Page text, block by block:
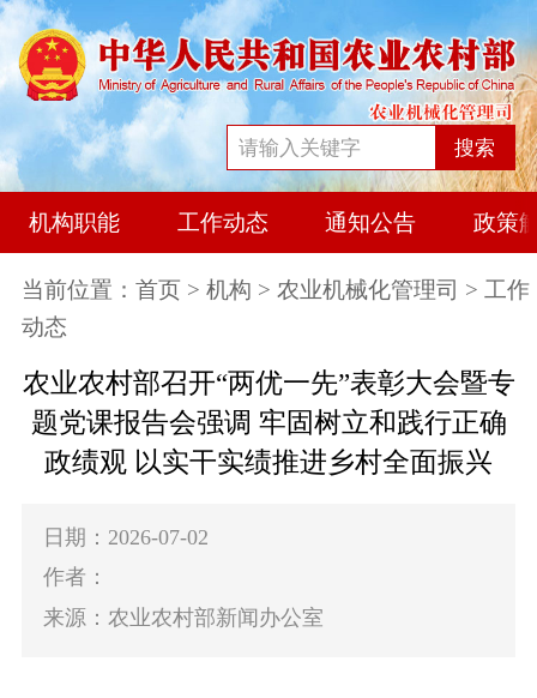
搜索
机构职能 工作动态 通知公告 政策
当前位置： 首页 > 机构 > 农业机械化管理司 > 工作
动态
农业农村部召开“两优一先”表彰大会暨专
题党课报告会强调 牢固树立和践行正确
政绩观 以实干实绩推进乡村全面振兴
日期：2026-07-02
作者：
来源：农业农村部新闻办公室